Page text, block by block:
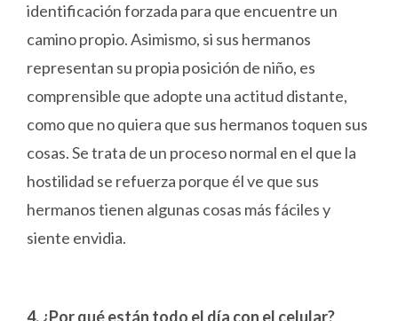
identificación forzada para que encuentre un
camino propio. Asimismo, si sus hermanos
representan su propia posición de niño, es
comprensible que adopte una actitud distante,
como que no quiera que sus hermanos toquen sus
cosas. Se trata de un proceso normal en el que la
hostilidad se refuerza porque él ve que sus
hermanos tienen algunas cosas más fáciles y
siente envidia.
4. ¿Por qué están todo el día con el celular?